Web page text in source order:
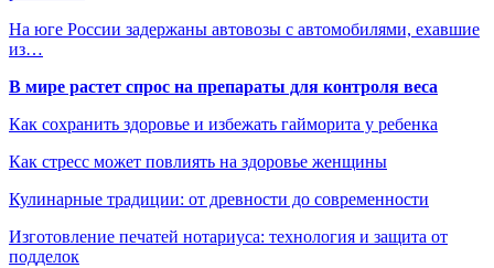
На юге России задержаны автовозы с автомобилями, ехавшие
из…
В мире растет спрос на препараты для контроля веса
Как сохранить здоровье и избежать гайморита у ребенка
Как стресс может повлиять на здоровье женщины
Кулинарные традиции: от древности до современности
Изготовление печатей нотариуса: технология и защита от
подделок